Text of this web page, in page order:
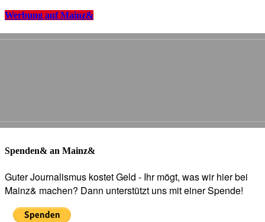
Werbung auf Mainz&
Spenden& an Mainz&
Guter Journalismus kostet Geld - Ihr mögt, was wir hier bei
Mainz& machen? Dann unterstützt uns mit einer Spende!